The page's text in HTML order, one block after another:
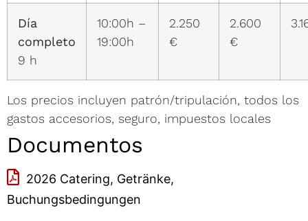
Día
completo
9 h
10:00h –
19:00h
2.250
€
2.600
€
Los precios incluyen patrón/tripulación, todos los
gastos accesorios, seguro, impuestos locales
Documentos
2026 Catering, Getränke,
Buchungsbedingungen